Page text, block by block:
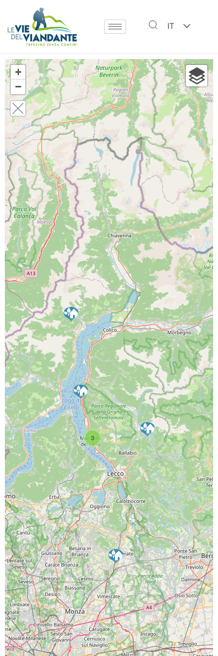
IT
3
+
−
PROGETTO CO-FINANZIATO DA:
CAPOFILA:
PARTNER DI PROGETTO:
SCARICA L'APP
PAGINE SOCIAL